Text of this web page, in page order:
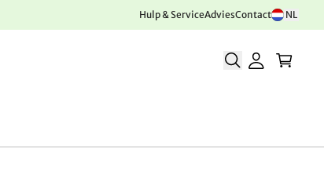
Hulp & ServiceAdviesContact NL